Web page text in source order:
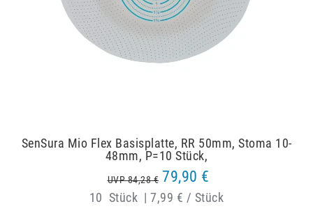
SenSura Mio Flex Basisplatte, RR 50mm, Stoma 10-
48mm, P=10 Stück,
UVP 84,28 € 79,90 €
10 Stück | 7,99 € / Stück